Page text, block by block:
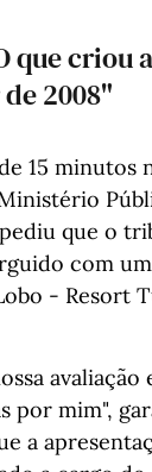
que criou
2008"
15 minutos
que o
com
- Resort
avaliação
por mim",
a